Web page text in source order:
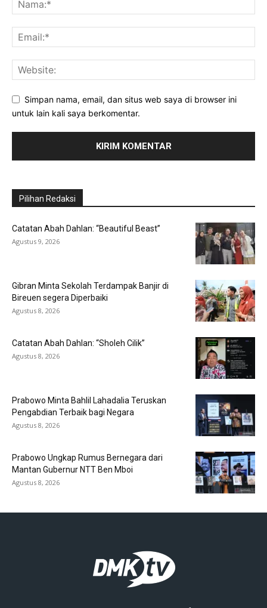
Simpan nama, email, dan situs web saya di browser ini
untuk lain kali saya berkomentar.
Pilihan Redaksi
Catatan Abah Dahlan: “Beautiful Beast”
Agustus 9, 2026
Gibran Minta Sekolah Terdampak Banjir di
Bireuen segera Diperbaiki
Agustus 8, 2026
Catatan Abah Dahlan: “Sholeh Cilik”
Agustus 8, 2026
Prabowo Minta Bahlil Lahadalia Teruskan
Pengabdian Terbaik bagi Negara
Agustus 8, 2026
Prabowo Ungkap Rumus Bernegara dari
Mantan Gubernur NTT Ben Mboi
Agustus 8, 2026